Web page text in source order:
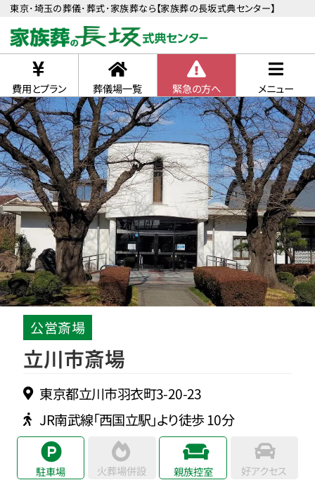
東京･埼玉の葬儀･葬式･家族葬なら【家族葬の長坂式典センター】
費用とプラン 葬儀場一覧 緊急の方へ メニュー
公営斎場
立川市斎場
東京都立川市羽衣町3-20-23
JR南武線「西国立駅」より徒歩 10分
駐車場 火葬場併設 親族控室 好アクセス